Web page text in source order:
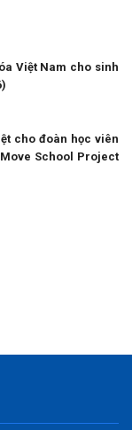
Việt Nam cho sinh
cho đoàn học viên
School Project